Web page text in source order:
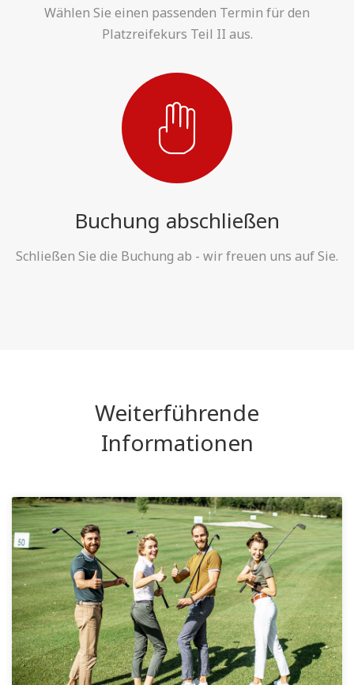
Wählen Sie einen passenden Termin für den
Platzreifekurs Teil II aus.
Buchung abschließen
Schließen Sie die Buchung ab - wir freuen uns auf Sie.
Weiterführende
Informationen